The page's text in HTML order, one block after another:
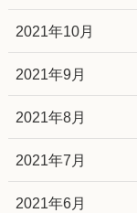
2021年10月
2021年9月
2021年8月
2021年7月
2021年6月